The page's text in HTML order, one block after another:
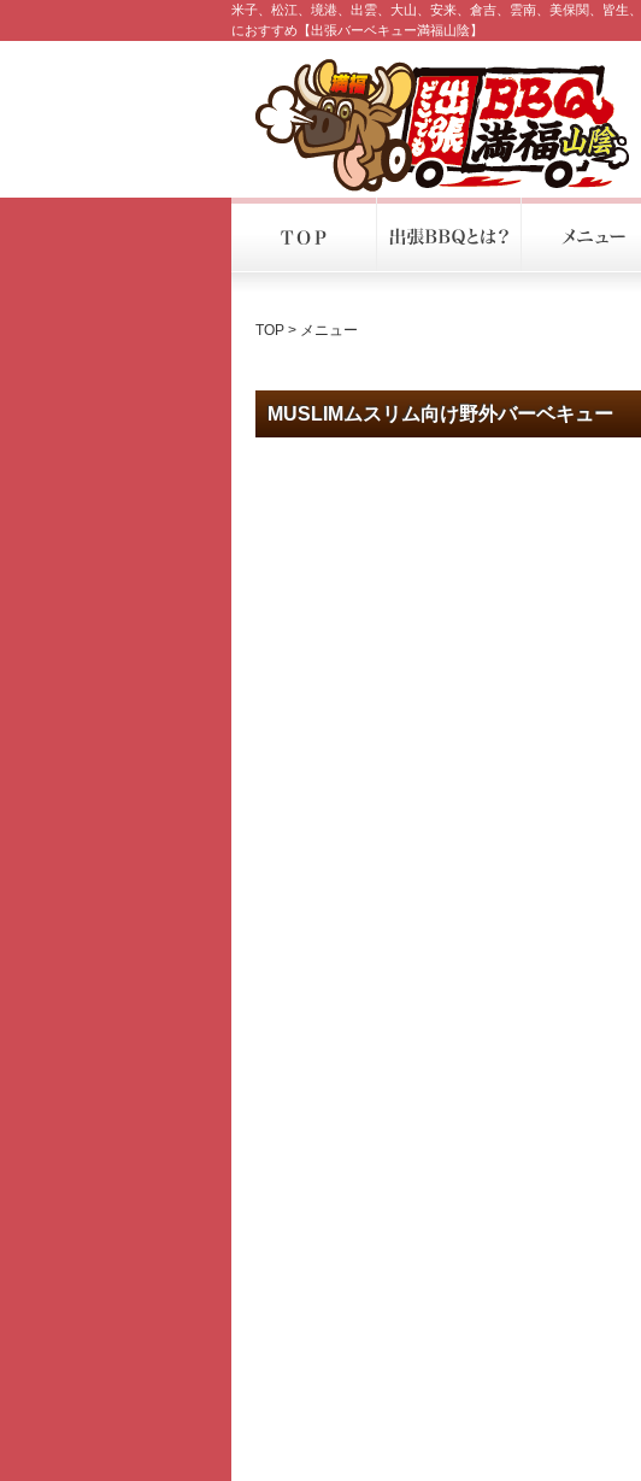
米子、松江、境港、出雲、大山、安来、倉吉、雲南、美保関、皆生
におすすめ【出張バーベキュー満福山陰】
TOP > メニュー
MUSLIMムスリム向け野外バーベキュー